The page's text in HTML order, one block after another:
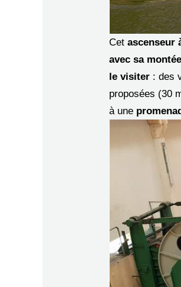
Cetascenseur
avec sa
le visiter : des
proposées (30
à une